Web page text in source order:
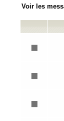
Voir les